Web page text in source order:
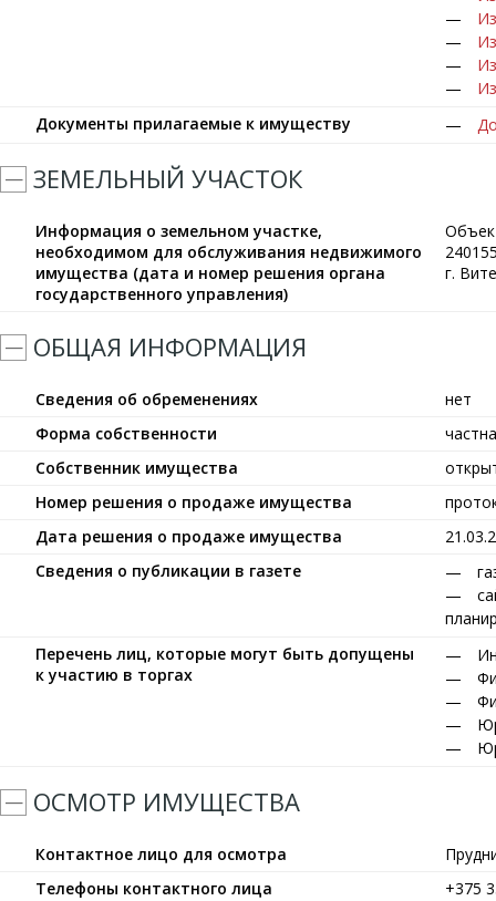
Документы прилагаемые к имуществу
ЗЕМЕЛЬНЫЙ УЧАСТОК
Информация о земельном участке,
необходимом для обслуживания недвижимого
имущества (дата и номер решения органа
государственного управления)
г.
ОБЩАЯ ИНФОРМАЦИЯ
Сведения об обременениях
нет
Форма собственности
Собственник имущества
Номер решения о продаже имущества
Дата решения о продаже имущества
Сведения о публикации в газете
Перечень лиц, которые могут быть допущены
к участию в торгах
ОСМОТР ИМУЩЕСТВА
Контактное лицо для осмотра
Телефоны контактного лица
+375